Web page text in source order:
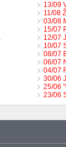
13/09
11/08
03/08
15/07
12/07
10/07
08/07
06/07
04/07
30/06
25/06
23/06